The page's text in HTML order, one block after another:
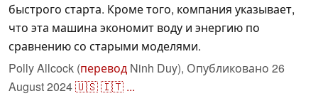
быстрого старта. Кроме того, компания указывает,
что эта машина экономит воду и энергию по
сравнению со старыми моделями.
Polly Allcock (перевод Ninh Duy), Опубликовано 26
August 2024🇺🇸🇮🇹 ...